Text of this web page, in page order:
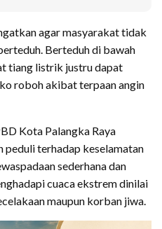
agar masyarakat tidak
Berteduh di bawah
tiang listrik justru dapat
roboh akibat terpaan angin
Kota Palangka Raya
peduli terhadap keselamatan
sederhana dan
cuaca ekstrem dinilai
maupun korban jiwa.